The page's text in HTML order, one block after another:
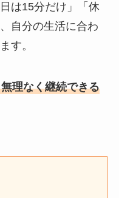
は15分だけ」「休
自分の生活に合わ
す。
理なく継続できる